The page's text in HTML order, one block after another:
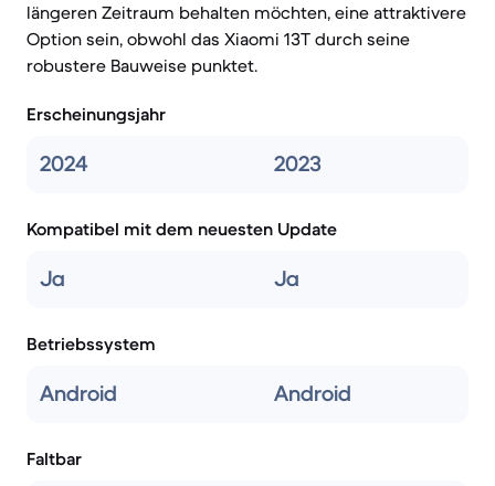
längeren Zeitraum behalten möchten, eine attraktivere
Option sein, obwohl das Xiaomi 13T durch seine
robustere Bauweise punktet.
Erscheinungsjahr
2024 2023
Kompatibel mit dem neuesten Update
Ja Ja
Betriebssystem
Android Android
Faltbar